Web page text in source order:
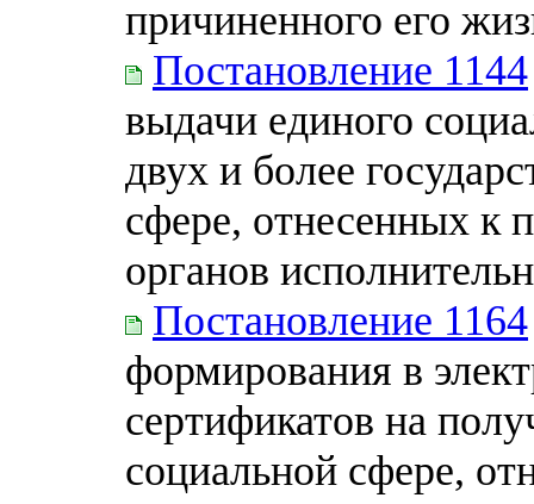
причиненного его
Постановление 1144
выдачи единого
двух и более
сфере, отнесенных к
органов
Постановление 1164
формирования в
сертификатов на
социальной сфере,